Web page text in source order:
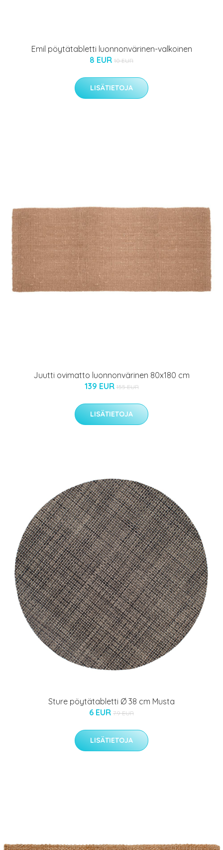
Emil pöytätabletti luonnonvärinen-valkoinen
8 EUR 10 EUR
LISÄTIETOJA
Juutti ovimatto luonnonvärinen 80x180 cm
139 EUR 155 EUR
LISÄTIETOJA
Sture pöytätabletti Ø 38 cm Musta
6 EUR 7.9 EUR
LISÄTIETOJA